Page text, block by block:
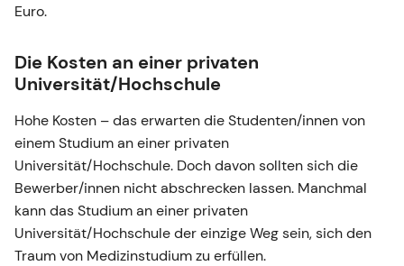
Euro.
Die Kosten an einer privaten
Universität/Hochschule
Hohe Kosten – das erwarten die Studenten/innen von
einem Studium an einer privaten
Universität/Hochschule. Doch davon sollten sich die
Bewerber/innen nicht abschrecken lassen. Manchmal
kann das Studium an einer privaten
Universität/Hochschule der einzige Weg sein, sich den
Traum von Medizinstudium zu erfüllen.